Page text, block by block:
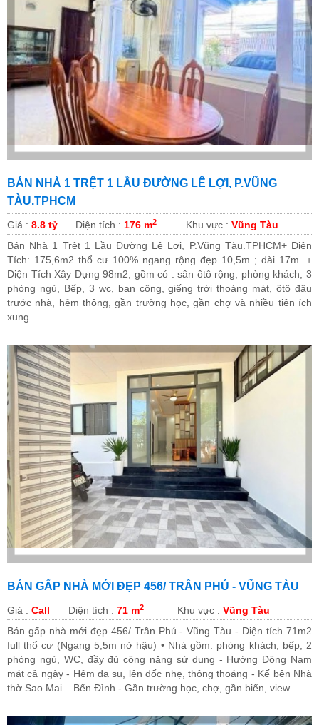
BÁN NHÀ 1 TRỆT 1 LẦU ĐƯỜNG LÊ LỢI, P.VŨNG
TÀU.TPHCM
Giá : 8.8 tỷ Diện tích : 176 m2 Khu vực : Vũng Tàu
Bán Nhà 1 Trệt 1 Lầu Đường Lê Lợi, P.Vũng Tàu.TPHCM+ Diện
Tích: 175,6m2 thổ cư 100% ngang rộng đẹp 10,5m ; dài 17m. +
Diện Tích Xây Dựng 98m2, gồm có : sân ôtô rộng, phòng khách, 3
phòng ngủ, Bếp, 3 wc, ban công, giếng trời thoáng mát, ôtô đậu
trước nhà, hẻm thông, gần trường học, gần chợ và nhiều tiên ích
xung ...
BÁN GẤP NHÀ MỚI ĐẸP 456/ TRẦN PHÚ - VŨNG TÀU
Giá : Call Diện tích : 71 m2 Khu vực : Vũng Tàu
Bán gấp nhà mới đẹp 456/ Trần Phú - Vũng Tàu - Diện tích 71m2
full thổ cư (Ngang 5,5m nở hậu) • Nhà gồm: phòng khách, bếp, 2
phòng ngủ, WC, đầy đủ công năng sử dụng - Hướng Đông Nam
mát cả ngày - Hẻm da su, lên dốc nhẹ, thông thoáng - Kế bên Nhà
thờ Sao Mai – Bến Đình - Gần trường học, chợ, gần biển, view ...